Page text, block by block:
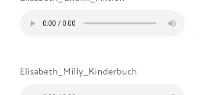
Elisabeth_Milly_Kinderbuch